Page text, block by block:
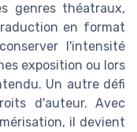
genres théatraux,
en format
l'intensité
exposition ou lors
Un autre défi
d'auteur. Avec
il devient